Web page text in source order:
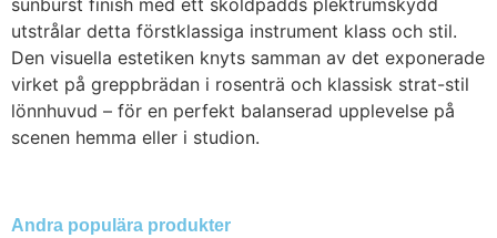
sunburst finish med ett sköldpadds plektrumskydd
utstrålar detta förstklassiga instrument klass och stil.
Den visuella estetiken knyts samman av det exponerade
virket på greppbrädan i rosenträ och klassisk strat-stil
lönnhuvud – för en perfekt balanserad upplevelse på
scenen hemma eller i studion.
Andra populära produkter